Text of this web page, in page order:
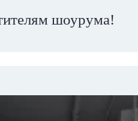
шоурума!